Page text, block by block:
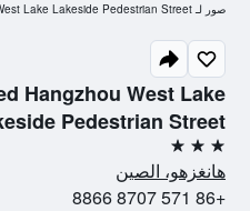
Hangzhou West Lake
Pedestrian Street
3 نجوم
هانغزهو، الصين
+86 571 8707 8866
صور لـ Home Inn Selected Hangzhou West Lake Lakeside Pedestrian Street